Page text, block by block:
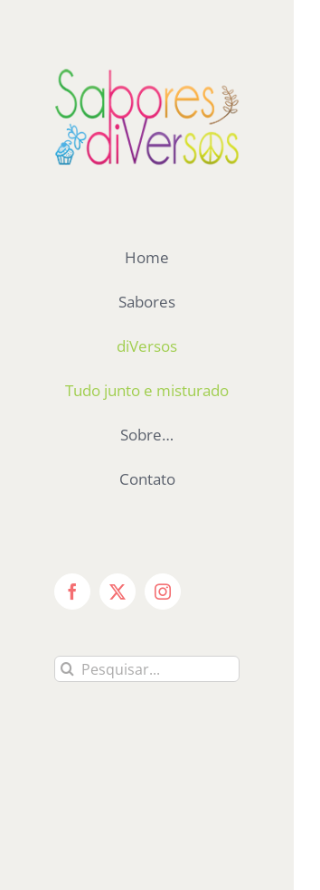
conteúdo
Home
Sabores
diVersos
Tudo junto e misturado
Sobre…
Contato
Facebook
X Instagram
Buscar